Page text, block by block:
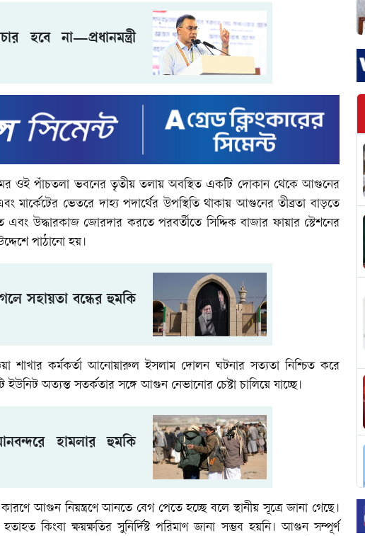
হবে না—প্রধানমন্ত্রী
ওই পাঁচতলা ভবনের তৃতীয় তলায় অবস্থিত একটি দোকান থেকে আগুনের
মার্কেটের ভেতরে দাহ্য পদার্থের উপস্থিতি থাকায় আগুনের তীব্রতা বাড়তে
এবং উদ্ধারকাজ জোরদার করতে পরবর্তীতে সিদ্দিক বাজার ফায়ার স্টেশনের
পাঠানো হয়।
সহায়তা বন্ধের হুমকি
শাখার কর্মকর্তা আনোয়ারুল ইসলাম দোলন ঘটনার সত্যতা নিশ্চিত করে
ইউনিট অত্যন্ত সতর্কতার সঙ্গে আগুন নেভানোর চেষ্টা চালিয়ে যাচ্ছে।
হামলার হুমকি
কারণে আগুন নিয়ন্ত্রণে আনতে বেগ পেতে হচ্ছে বলে স্থানীয় সূত্রে জানা গেছে।
কিংবা ক্ষয়ক্ষতির সুনির্দিষ্ট পরিমাণ জানা সম্ভব হয়নি। আগুন সম্পূর্ণ